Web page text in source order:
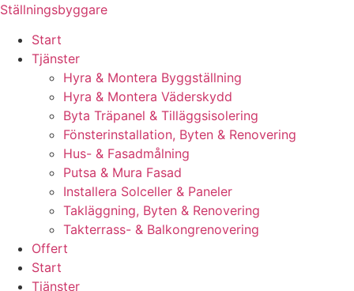
Skip
content
Ställningsbyggare
Start
Tjänster
Hyra & Montera Byggställning
Hyra & Montera Väderskydd
Byta Träpanel & Tilläggsisolering
Fönsterinstallation, Byten & Renovering
Hus- & Fasadmålning
Putsa & Mura Fasad
Installera Solceller & Paneler
Takläggning, Byten & Renovering
Takterrass- & Balkongrenovering
Offert
Start
Tjänster